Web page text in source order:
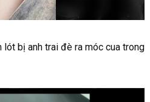
lót bị anh trai đè ra móc cua trong